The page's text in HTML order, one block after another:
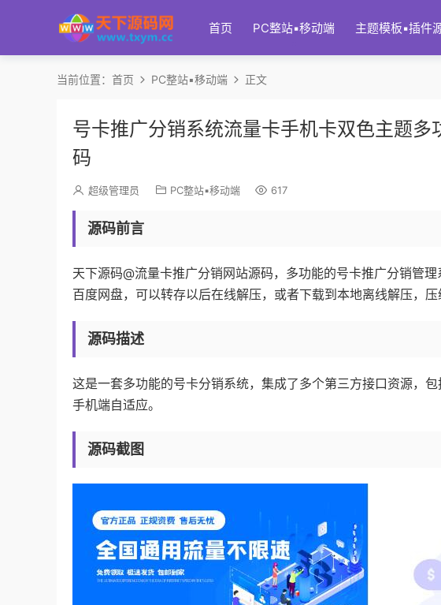
首页 PC整站▪移动端 主题模板▪插件
当前位置： 首页 PC整站▪移动端 正文
号卡推广分销系统流量卡手机卡双色主题
码
超级管理员 PC整站▪移动端 617
源码前言
天下源码@流量卡推广分销网站源码，多功能的号卡推广分销管
百度网盘，可以转存以后在线解压，或者下载到本地离线解压，压
源码描述
这是一套多功能的号卡分销系统，集成了多个第三方接口资源，
手机端自适应。
源码截图